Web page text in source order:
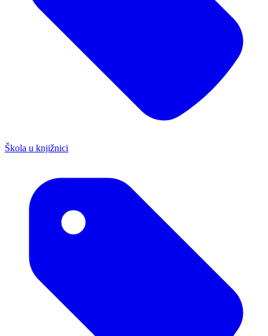
Škola u knjižnici